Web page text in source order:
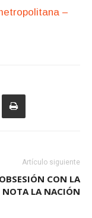
–
Artículo siguiente
CON LA
NOTA LA NACIÓN